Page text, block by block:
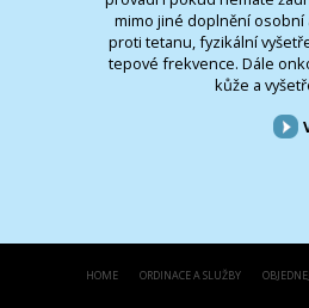
mimo jiné doplnění
proti tetanu, fyzikální
tepové frekvence. Dále
kůže a
HOME ORDINACE A SLUŽBY